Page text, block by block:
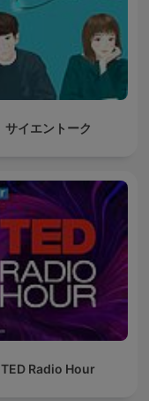
サイエントーク
TED Radio Hour